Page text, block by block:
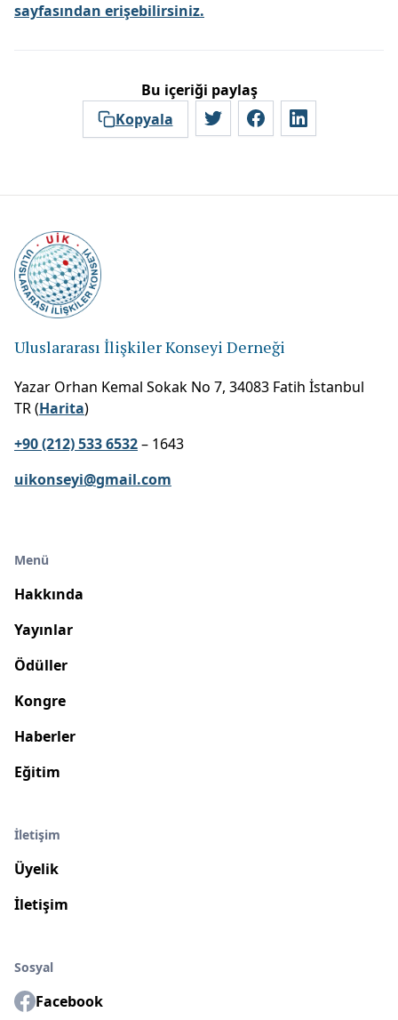
sayfasından erişebilirsiniz.
Bu içeriği paylaş
Kopyala
Uluslararası İlişkiler Konseyi Derneği
Yazar Orhan Kemal Sokak No 7, 34083 Fatih İstanbul
TR (Harita)
+90 (212) 533 6532– 1643
uikonseyi@gmail.com
Menü
Hakkında
Yayınlar
Ödüller
Kongre
Haberler
Eğitim
İletişim
Üyelik
İletişim
Sosyal
Facebook